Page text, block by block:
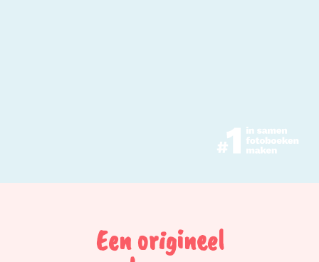
Een origineel